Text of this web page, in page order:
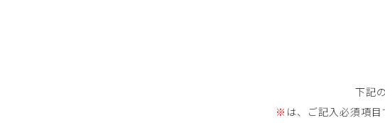
下記
※ は、ご記⼊必須項